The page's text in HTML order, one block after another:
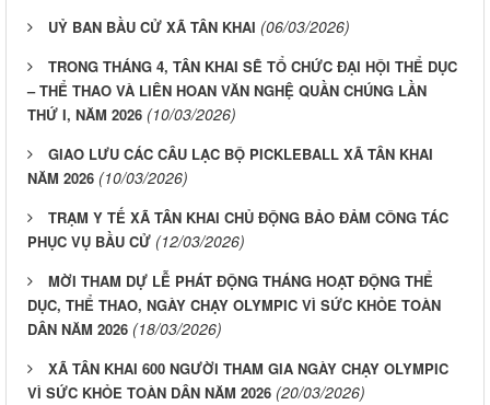
UỶ BAN BẦU CỬ XÃ TÂN KHAI (06/03/2026)
TRONG THÁNG 4, TÂN KHAI SẼ TỔ CHỨC ĐẠI HỘI THỂ DỤC
– THỂ THAO VÀ LIÊN HOAN VĂN NGHỆ QUẦN CHÚNG LẦN
THỨ I, NĂM 2026 (10/03/2026)
GIAO LƯU CÁC CÂU LẠC BỘ PICKLEBALL XÃ TÂN KHAI
NĂM 2026 (10/03/2026)
TRẠM Y TẾ XÃ TÂN KHAI CHỦ ĐỘNG BẢO ĐẢM CÔNG TÁC
PHỤC VỤ BẦU CỬ (12/03/2026)
MỜI THAM DỰ LỄ PHÁT ĐỘNG THÁNG HOẠT ĐỘNG THỂ
DỤC, THỂ THAO, NGÀY CHẠY OLYMPIC VÌ SỨC KHỎE TOÀN
DÂN NĂM 2026 (18/03/2026)
XÃ TÂN KHAI 600 NGƯỜI THAM GIA NGÀY CHẠY OLYMPIC
VÌ SỨC KHỎE TOÀN DÂN NĂM 2026 (20/03/2026)